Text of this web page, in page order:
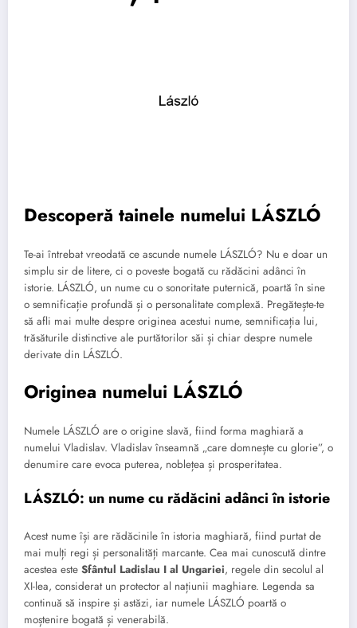
Descoperă tainele numelui LÁSZLÓ
Te-ai întrebat vreodată ce ascunde numele LÁSZLÓ? Nu e doar un
simplu sir de litere, ci o poveste bogată cu rădăcini adânci în
istorie. LÁSZLÓ, un nume cu o sonoritate puternică, poartă în sine
o semnificație profundă și o personalitate complexă. Pregătește-te
să afli mai multe despre originea acestui nume, semnificația lui,
trăsăturile distinctive ale purtătorilor săi și chiar despre numele
derivate din LÁSZLÓ.
Originea numelui LÁSZLÓ
Numele LÁSZLÓ are o origine slavă, fiind forma maghiară a
numelui Vladislav. Vladislav înseamnă „care domnește cu glorie”, o
denumire care evoca puterea, noblețea și prosperitatea.
LÁSZLÓ: un nume cu rădăcini adânci în istorie
Acest nume își are rădăcinile în istoria maghiară, fiind purtat de
mai mulți regi și personalități marcante. Cea mai cunoscută dintre
acestea este Sfântul Ladislau I al Ungariei, regele din secolul al
XI-lea, considerat un protector al națiunii maghiare. Legenda sa
continuă să inspire și astăzi, iar numele LÁSZLÓ poartă o
moștenire bogată și venerabilă.